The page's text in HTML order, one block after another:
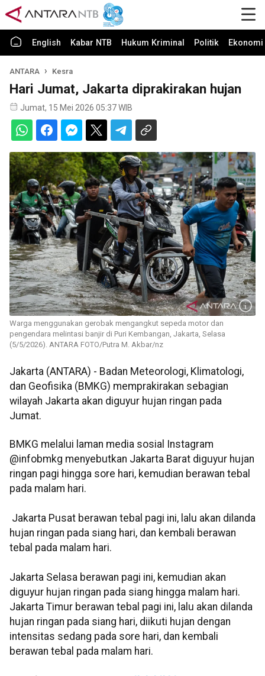
English Kabar NTB Hukum Kriminal Politik
ANTARA Kesra
Hari Jumat, Jakarta diprakirakan hujan
Jumat, 15 Mei 2026 05:37 WIB
Warga menggunakan gerobak mengangkut sepeda motor dan
pengendara melintasi banjir di Puri Kembangan, Jakarta, Selasa
(5/5/2026). ANTARA FOTO/Putra M. Akbar/nz
Jakarta (ANTARA) - Badan Meteorologi, Klimatologi,
dan Geofisika (BMKG) memprakirakan sebagian
wilayah Jakarta akan diguyur hujan ringan pada
Jumat.
BMKG melalui laman media sosial Instagram
@infobmkg menyebutkan Jakarta Barat diguyur hujan
ringan pagi hingga sore hari, kemudian berawan tebal
pada malam hari.
Jakarta Pusat berawan tebal pagi ini, lalu akan dilanda
hujan ringan pada siang hari, dan kembali berawan
tebal pada malam hari.
Jakarta Selasa berawan pagi ini, kemudian akan
diguyur hujan ringan pada siang hingga malam hari.
Jakarta Timur berawan tebal pagi ini, lalu akan dilanda
hujan ringan pada siang hari, diikuti hujan dengan
intensitas sedang pada sore hari, dan kembali
berawan tebal pada malam hari.